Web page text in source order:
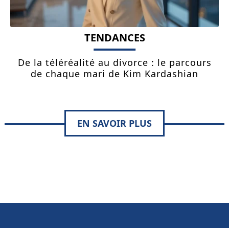
TENDANCES
De la téléréalité au divorce : le parcours
de chaque mari de Kim Kardashian
EN SAVOIR PLUS